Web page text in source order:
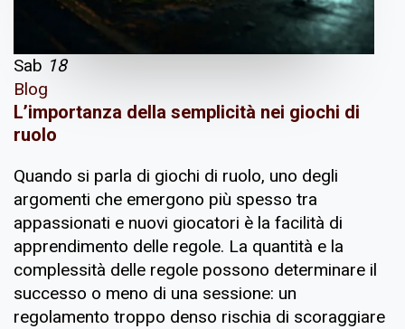
Sab 18
Blog
L’importanza della semplicità nei giochi di
ruolo
Quando si parla di giochi di ruolo, uno degli
argomenti che emergono più spesso tra
appassionati e nuovi giocatori è la facilità di
apprendimento delle regole. La quantità e la
complessità delle regole possono determinare il
successo o meno di una sessione: un
regolamento troppo denso rischia di scoraggiare